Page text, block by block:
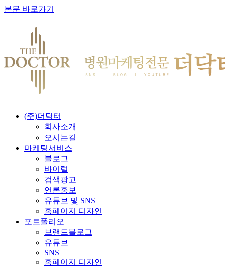
본문 바로가기
(주)더닥터
회사소개
오시는길
마케팅서비스
블로그
바이럴
검색광고
언론홍보
유튜브 및 SNS
홈페이지 디자인
포트폴리오
브랜드블로그
유튜브
SNS
홈페이지 디자인